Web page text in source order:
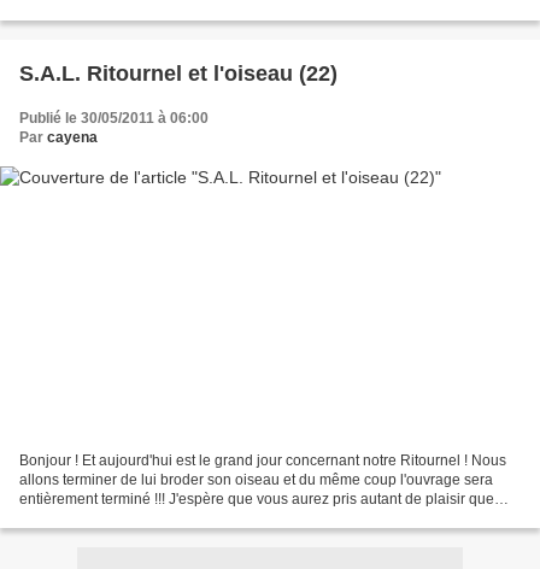
S.A.L. Ritournel et l'oiseau (22)
Publié le 30/05/2011 à 06:00
Par cayena
Bonjour ! Et aujourd'hui est le grand jour concernant notre Ritournel ! Nous
allons terminer de lui broder son oiseau et du même coup l'ouvrage sera
entièrement terminé !!! J'espère que vous aurez pris autant de plaisir que